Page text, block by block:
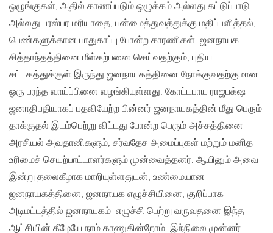
ஒழுங்குகள், அதில் காணப்படும் ஒழுக்கம் அல்லது கட்டுப்பாடு
அல்லது பரஸ்பர மரியாதை, பன்மைத்துவத்துக்கு மதிப்பளித்தல்,
பெண்களுக்கான பாதுகாப்பு போன்ற காரணிகள் ஜனநாயக
சித்தாந்தத்தினை மீள்கற்பனை செய்வதற்கும், புதிய
சட்டகத்துக்குள் இருந்து ஜனநாயகத்தினை நோக்குவதற்குமான
ஒரு பரந்த வாய்ப்பினை வழங்கியுள்ளது. கோட்டபாய ராஜபக்‌ஷ
ஜனாதிபதியாகப் பதவியேற்ற பின்னர் ஜனநாயகத்தின் மீது பெரும்
தாக்குதல் இடம்பெற்று விட்டது போன்ற பெரும் அச்சத்தினை
அரசியல் அவதானிகளும், சர்வதேச அமைப்புகள் மற்றும் மனித
உரிமைச் செயற்பாட்டாளர்களும் முன்வைத்தனர். ஆயினும் அவை
இன்று தலைகீழாக மாறியுள்ளதுடன், உண்மையான
ஜனநாயகத்தினை, ஜனநாயக எழுச்சியினை, குறிப்பாக
அடிமட்டத்தில் ஜனநாயகம் எழுச்சி பெற்று வருவதனை இந்த
ஆட்சியின் கீழேயே நாம் காணுகின்றோம். இந்நிலை முன்னர்